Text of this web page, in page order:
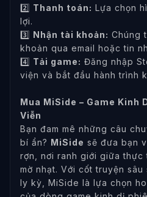
2️⃣ Thanh toán: Lựa chọn
lợi.
3️⃣ Nhận tài khoản: Chúng
khoản qua email hoặc tin
4️⃣ Tải game: Đăng nhập
viện và bắt đầu hành trình
Mua MiSide – Game Kinh
Viễn
Bạn đam mê những câu
bí ẩn? MiSide sẽ đưa bạn
rợn, nơi ranh giới giữa thực
mờ nhạt. Với cốt truyện
ly kỳ, MiSide là lựa chọn